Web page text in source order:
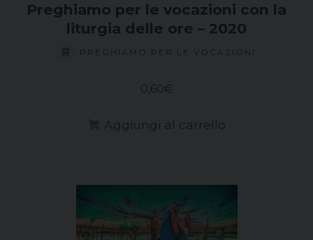
Preghiamo per le vocazioni con la
liturgia delle ore – 2020
PREGHIAMO PER LE VOCAZIONI
0,60€
Aggiungi al carrello